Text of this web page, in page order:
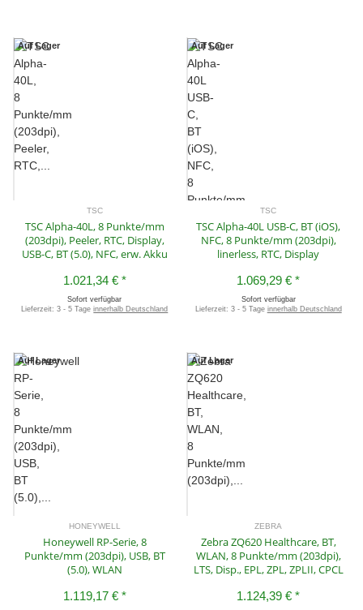
Auf Lager
TSC
TSC Alpha-40L, 8 Punkte/mm
(203dpi), Peeler, RTC, Display,
USB-C, BT (5.0), NFC, erw. Akku
1.021,34 € *
Sofort verfügbar
Lieferzeit:3 - 5 Tageinnerhalb Deutschland
Auf Lager
TSC
TSC Alpha-40L USB-C, BT (iOS),
NFC, 8 Punkte/mm (203dpi),
linerless, RTC, Display
1.069,29 €*
Sofort verfügbar
Lieferzeit: 3 - 5 Tage innerhalb Deutschland
Auf Lager
HONEYWELL
Honeywell RP-Serie, 8
Punkte/mm (203dpi), USB, BT
(5.0), WLAN
1.119,17 € *
Auf Lager
ZEBRA
Zebra ZQ620 Healthcare, BT,
WLAN, 8 Punkte/mm (203dpi),
LTS, Disp., EPL, ZPL, ZPLII, CPCL
1.124,39 €*